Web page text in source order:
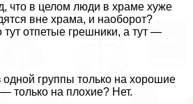
что в целом люди в храме хуже
вне храма, и наоборот?
тут отпетые грешники, а тут —
группы только на хорошие
только на плохие? Нет.